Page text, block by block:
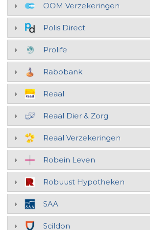
OOM Verzekeringen
Polis Direct
Prolife
Rabobank
Reaal
Reaal Dier & Zorg
Reaal Verzekeringen
Robein Leven
Robuust Hypotheken
SAA
Scildon